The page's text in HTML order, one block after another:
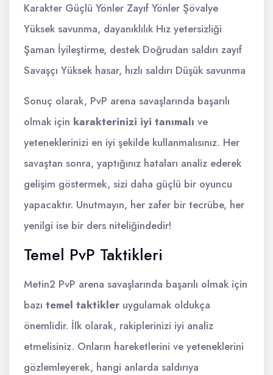
Karakter Güçlü Yönler Zayıf Yönler Şövalye
Yüksek savunma, dayanıklılık Hız yetersizliği
Şaman İyileştirme, destek Doğrudan saldırı zayıf
Savaşçı Yüksek hasar, hızlı saldırı Düşük savunma
Sonuç olarak, PvP arena savaşlarında başarılı
olmak için karakterinizi iyi tanımalı ve
yeteneklerinizi en iyi şekilde kullanmalısınız. Her
savaştan sonra, yaptığınız hataları analiz ederek
gelişim göstermek, sizi daha güçlü bir oyuncu
yapacaktır. Unutmayın, her zafer bir tecrübe, her
yenilgi ise bir ders niteliğindedir!
Temel PvP Taktikleri
Metin2 PvP arena savaşlarında başarılı olmak için
bazı temel taktikler uygulamak oldukça
önemlidir. İlk olarak, rakiplerinizi iyi analiz
etmelisiniz. Onların hareketlerini ve yeteneklerini
gözlemleyerek, hangi anlarda saldırıya